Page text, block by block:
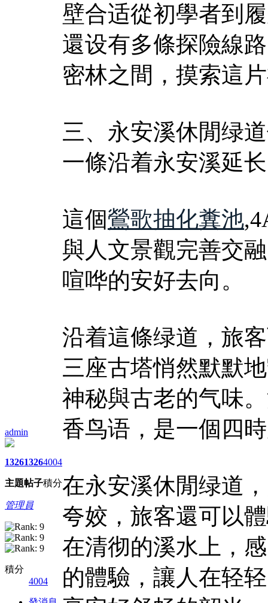
admin
1326
主題
1326
帖子
4004
積分
管理員
積分
4004
壁合适從初學者到
還设有多條探險線
密林之間，摸索這
三、永安溪休閒绿
一條沿着永安溪延
這個鶯歌抽化糞池
與人文景觀完善交
喧哗的安好去向。
沿着這條绿道，旅
三座古塔悄然默默
神秘與古老的气味
香鸟语，是一個四
在永安溪休閒绿道
夸姣，旅客還可以
在清彻的溪水上，
的體驗，讓人在轻